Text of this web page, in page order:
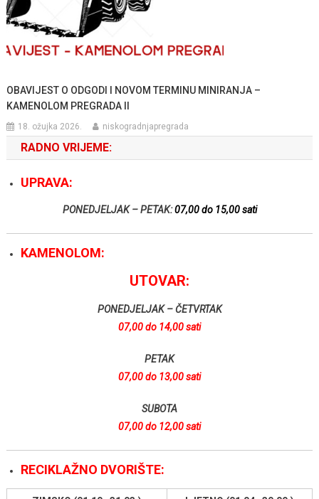
OBAVIJEST O ODGODI I NOVOM TERMINU MINIRANJA –
KAMENOLOM PREGRADA II
18. ožujka 2026. niskogradnjapregrada
RADNO VRIJEME:
UPRAVA:
PONEDJELJAK – PETAK:07,00 do 15,00 sati
KAMENOLOM:
UTOVAR:
PONEDJELJAK – ČETVRTAK
07,00 do 14,00 sati
PETAK
07,00 do 13,00 sati
SUBOTA
07,00 do 12,00 sati
RECIKLAŽNO DVORIŠTE: